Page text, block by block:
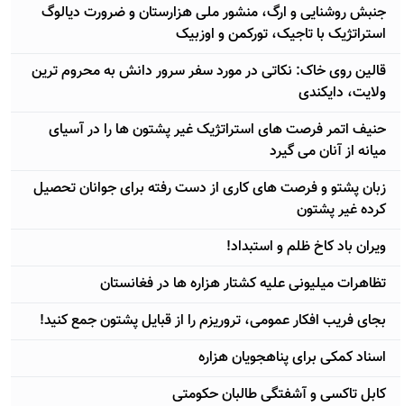
جنبش روشنایی و ارگ، منشور ملی هزارستان و ضرورت دیالوگ
استراتژيک با تاجیک، تورکمن و اوزبیک
قالین روی خاک: نکاتی در مورد سفر سرور دانش به محروم ترین
ولایت، دایکندی
حنیف اتمر فرصت های استراتژيک غیر پشتون ها را در آسیای
میانه از آنان می گیرد
زبان پشتو و فرصت های کاری از دست رفته برای جوانان تحصیل
کرده غیر پشتون
ویران باد کاخ ظلم و استبداد!
تظاهرات میلیونی علیه کشتار هزاره ها در فغانستان
بجای فریب افکار عمومی، تروریزم را از قبایل پشتون جمع کنید!
اسناد کمکی برای پناهجویان هزاره
کابل تاکسی و آشفتگی طالبان حکومتی